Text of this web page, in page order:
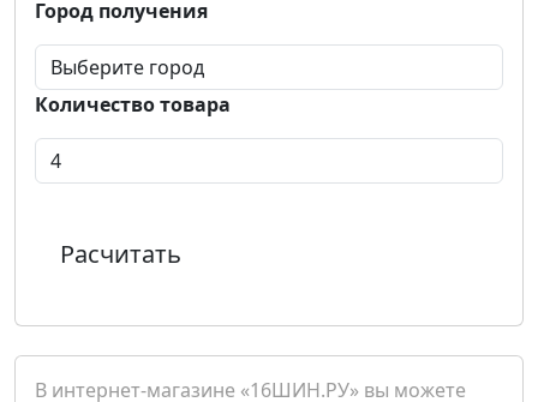
Город получения
Количество товара
Расчитать
В интернет-магазине «16ШИН.РУ» вы можете